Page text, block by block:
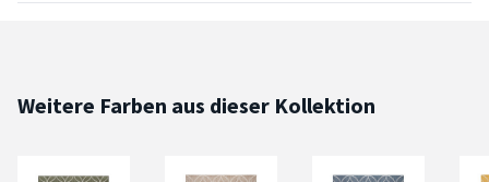
Weitere Farben aus dieser Kollektion